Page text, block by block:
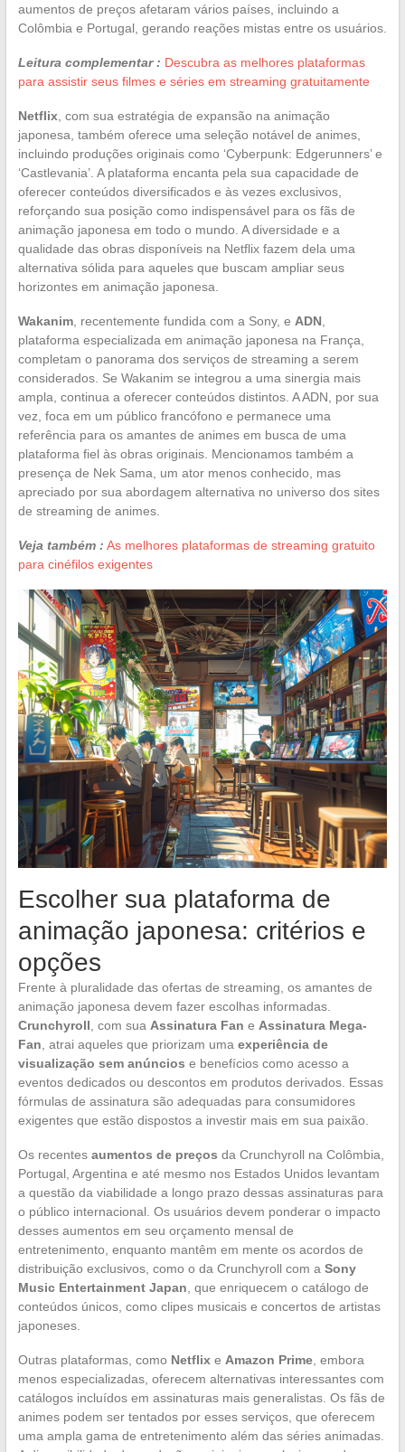
aumentos de preços afetaram vários países, incluindo a
Colômbia e Portugal, gerando reações mistas entre os usuários.
Leitura complementar : Descubra as melhores plataformas
para assistir seus filmes e séries em streaming gratuitamente
Netflix, com sua estratégia de expansão na animação
japonesa, também oferece uma seleção notável de animes,
incluindo produções originais como ‘Cyberpunk: Edgerunners’ e
‘Castlevania’. A plataforma encanta pela sua capacidade de
oferecer conteúdos diversificados e às vezes exclusivos,
reforçando sua posição como indispensável para os fãs de
animação japonesa em todo o mundo. A diversidade e a
qualidade das obras disponíveis na Netflix fazem dela uma
alternativa sólida para aqueles que buscam ampliar seus
horizontes em animação japonesa.
Wakanim, recentemente fundida com a Sony, e ADN,
plataforma especializada em animação japonesa na França,
completam o panorama dos serviços de streaming a serem
considerados. Se Wakanim se integrou a uma sinergia mais
ampla, continua a oferecer conteúdos distintos. A ADN, por sua
vez, foca em um público francófono e permanece uma
referência para os amantes de animes em busca de uma
plataforma fiel às obras originais. Mencionamos também a
presença de Nek Sama, um ator menos conhecido, mas
apreciado por sua abordagem alternativa no universo dos sites
de streaming de animes.
Veja também : As melhores plataformas de streaming gratuito
para cinéfilos exigentes
Escolher sua plataforma de
animação japonesa: critérios e
opções
Frente à pluralidade das ofertas de streaming, os amantes de
animação japonesa devem fazer escolhas informadas.
Crunchyroll , com sua Assinatura Fan e Assinatura Mega-
Fan , atrai aqueles que priorizam uma experiência de
visualização sem anúncios e benefícios como acesso a
eventos dedicados ou descontos em produtos derivados. Essas
fórmulas de assinatura são adequadas para consumidores
exigentes que estão dispostos a investir mais em sua paixão.
Os recentes aumentos de preços da Crunchyroll na Colômbia,
Portugal, Argentina e até mesmo nos Estados Unidos levantam
a questão da viabilidade a longo prazo dessas assinaturas para
o público internacional. Os usuários devem ponderar o impacto
desses aumentos em seu orçamento mensal de
entretenimento, enquanto mantêm em mente os acordos de
distribuição exclusivos, como o da Crunchyroll com a Sony
Music Entertainment Japan , que enriquecem o catálogo de
conteúdos únicos, como clipes musicais e concertos de artistas
japoneses.
Outras plataformas, como Netflixe Amazon Prime, embora
menos especializadas, oferecem alternativas interessantes com
catálogos incluídos em assinaturas mais generalistas. Os fãs de
animes podem ser tentados por esses serviços, que oferecem
uma ampla gama de entretenimento além das séries animadas.